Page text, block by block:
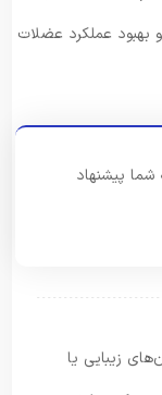
عملکرد عضلات
شما پیشنهاد
زیبایی یا